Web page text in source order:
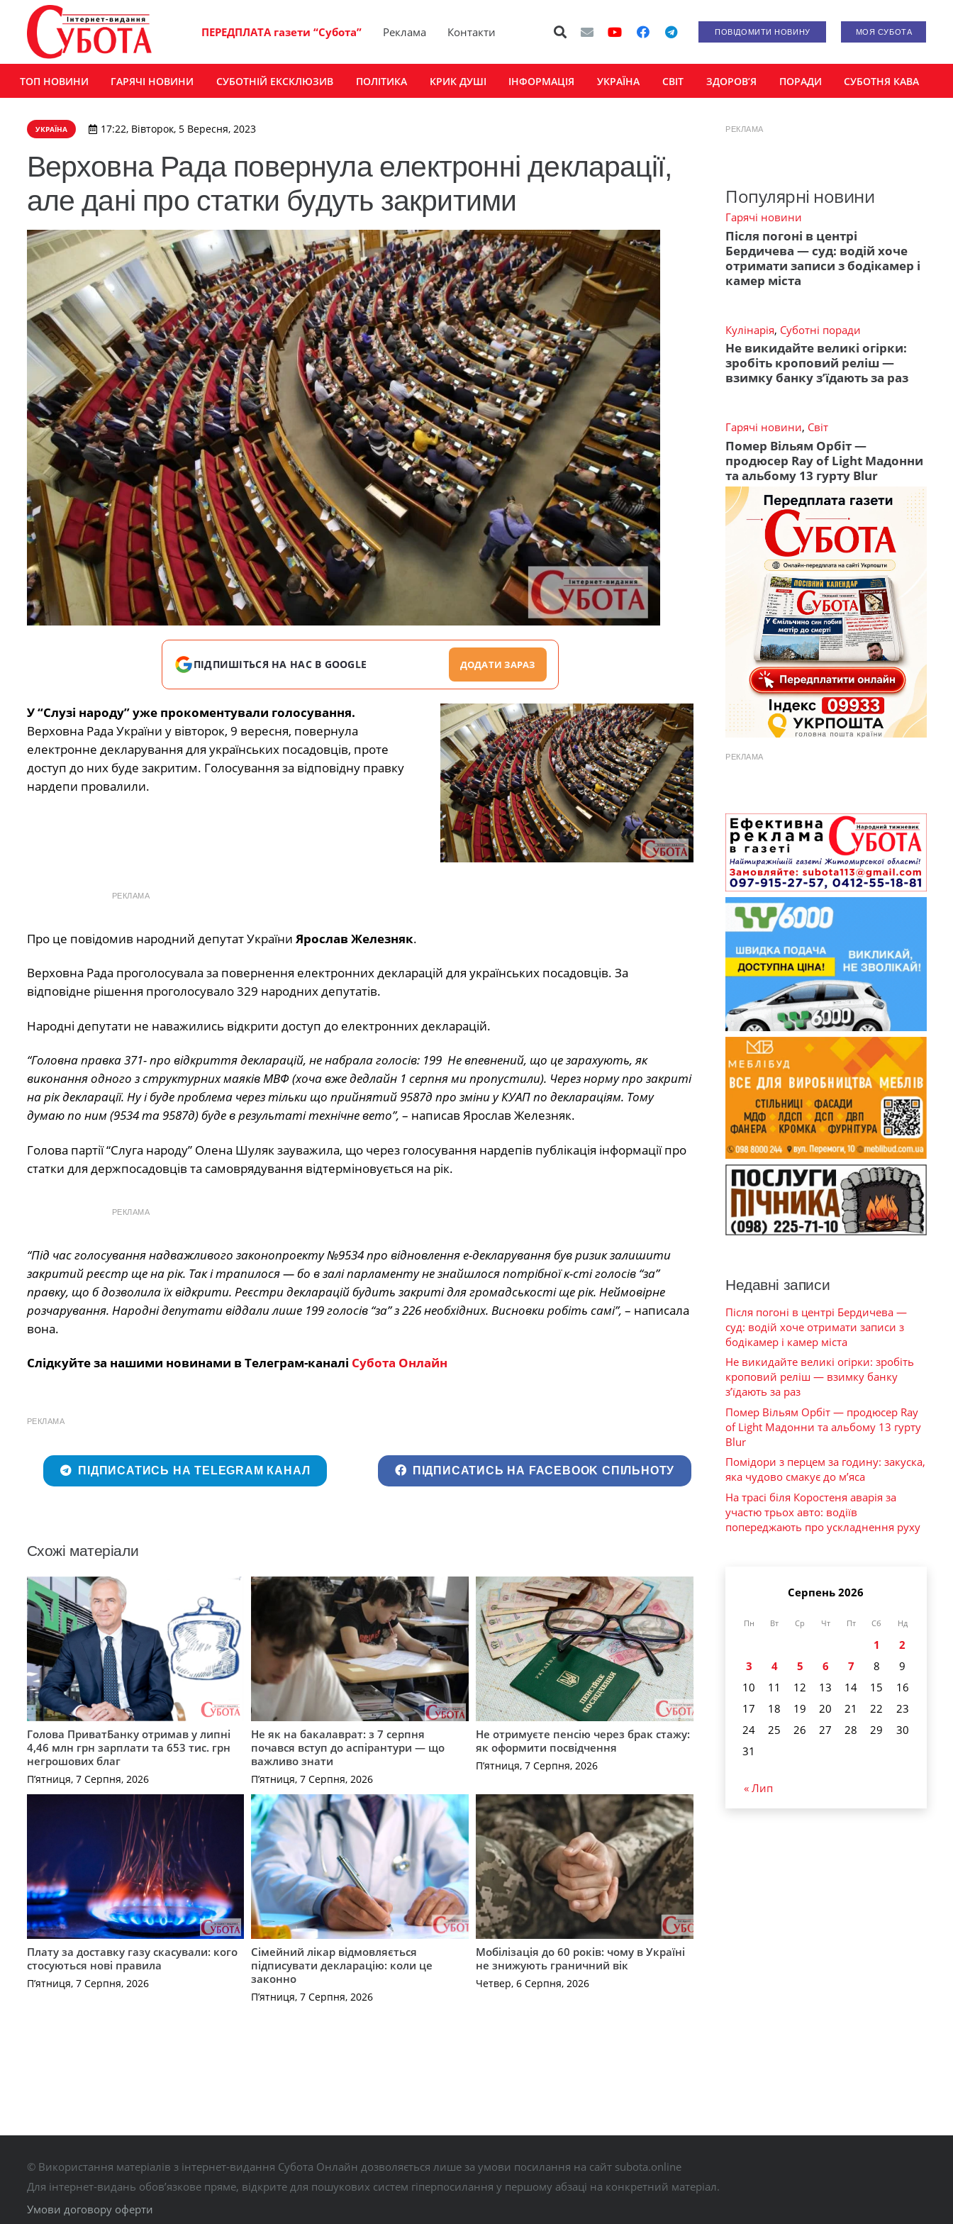
ПЕРЕДПЛАТА газети “Субота” Реклама Контакти ПОВІДОМИТИ НОВИНУ МОЯ СУБОТА
ТОП НОВИНИ ГАРЯЧІ НОВИНИ СУБОТНІЙ ЕКСКЛЮЗИВ ПОЛІТИКА КРИК ДУШІ ІНФОРМАЦІЯ УКРАЇНА СВІТ ЗДОРОВ’Я ПОРАДИ СУБОТНЯ КАВА
УКРАЇНА 17:22, Вівторок, 5 Вересня, 2023
Верховна Рада повернула електронні декларації,
але дані про статки будуть закритими
ПІДПИШІТЬСЯ НА НАС В GOOGLE ДОДАТИ ЗАРАЗ
У “Слузі народу” уже прокоментували голосування.
Верховна Рада України у вівторок, 9 вересня, повернула
електронне декларування для українських посадовців, проте
доступ до них буде закритим. Голосування за відповідну правку
нардепи провалили.
РЕКЛАМА
Про це повідомив народний депутат України Ярослав Железняк.
Верховна Рада проголосувала за повернення електронних декларацій для українських посадовців. За
відповідне рішення проголосувало 329 народних депутатів.
Народні депутати не наважились відкрити доступ до електронних декларацій.
“Головна правка 371- про відкриття декларацій, не набрала голосів: 199 Не впевнений, що це зарахують, як
виконання одного з структурних маяків МВФ (хоча вже дедлайн 1 серпня ми пропустили). Через норму про закриті
на рік декларації. Ну і буде проблема через тільки що прийнятий 9587д про зміни у КУАП по деклараціям. Тому
думаю по ним (9534 та 9587д) буде в результаті технічне вето”, – написав Ярослав Железняк.
Голова партії “Слуга народу” Олена Шуляк зауважила, що через голосування нардепів публікація інформації про
статки для держпосадовців та самоврядування відтерміновується на рік.
РЕКЛАМА
“Під час голосування надважливого законопроекту №9534 про відновлення е-декларування був ризик залишити
закритий реєстр ще на рік. Так і трапилося — бо в залі парламенту не знайшлося потрібної к-сті голосів “за”
правку, що б дозволила їх відкрити. Реєстри декларацій будить закриті для громадськості ще рік. Неймовірне
розчарування. Народні депутати віддали лише 199 голосів “за” з 226 необхідних. Висновки робіть самі”, – написала
вона.
Слідкуйте за нашими новинами в Телеграм-каналі Субота Онлайн
РЕКЛАМА
ПІДПИСАТИСЬ НА TELEGRAM КАНАЛ ПІДПИСАТИСЬ НА FACEBOOK СПІЛЬНОТУ
Схожі матеріали
Голова ПриватБанку отримав у липні
4,46 млн грн зарплати та 653 тис. грн
негрошових благ
П’ятниця, 7 Серпня, 2026
Не як на бакалаврат: з 7 серпня
почався вступ до аспірантури — що
важливо знати
П’ятниця, 7 Серпня, 2026
Не отримуєте пенсію через брак стажу:
як оформити посвідчення
П’ятниця, 7 Серпня, 2026
Плату за доставку газу скасували: кого
стосуються нові правила
П’ятниця, 7 Серпня, 2026
Сімейний лікар відмовляється
підписувати декларацію: коли це
законно
П’ятниця, 7 Серпня, 2026
Мобілізація до 60 років: чому в Україні
не знижують граничний вік
Четвер, 6 Серпня, 2026
РЕКЛАМА
Популярні новини
Гарячі новини
Після погоні в центрі
Бердичева — суд: водій хоче
отримати записи з бодікамер і
камер міста
Кулінарія, Суботні поради
Не викидайте великі огірки:
зробіть кроповий реліш —
взимку банку з’їдають за раз
Гарячі новини, Світ
Помер Вільям Орбіт —
продюсер Ray of Light Мадонни
та альбому 13 гурту Blur
РЕКЛАМА
Недавні записи
Після погоні в центрі Бердичева —
суд: водій хоче отримати записи з
бодікамер і камер міста
Не викидайте великі огірки: зробіть
кроповий реліш — взимку банку
з’їдають за раз
Помер Вільям Орбіт — продюсер Ray
of Light Мадонни та альбому 13 гурту
Blur
Помідори з перцем за годину: закуска,
яка чудово смакує до м’яса
На трасі біля Коростеня аварія за
участю трьох авто: водіїв
попереджають про ускладнення руху
Серпень 2026
Пн Вт Ср Чт Пт Сб Нд
1
2
3
4 5 6 7 8
9
10
11 12 13 14 15
16
17
18 19 20 21 22
23
24
25 26 27 28 29
30
31
« Лип
© Використання матеріалів з інтернет-видання Субота Онлайн дозволяється лише за умови посилання на сайт subota.online
Для інтернет-видань обов’язкове пряме, відкрите для пошукових систем гіперпосилання у першому абзаці на конкретний матеріал.
Умови договору оферти